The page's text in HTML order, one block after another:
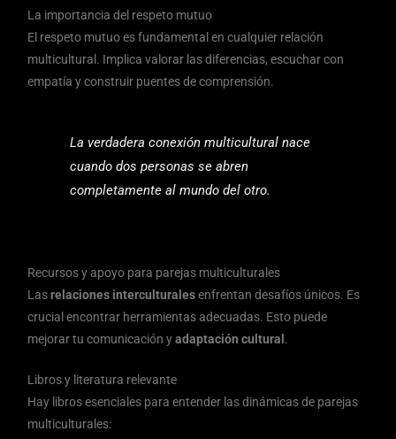
La importancia del respeto mutuo
El respeto mutuo es fundamental en cualquier relación
multicultural. Implica valorar las diferencias, escuchar con
empatía y construir puentes de comprensión.
La verdadera conexión multicultural nace
cuando dos personas se abren
completamente al mundo del otro.
Recursos y apoyo para parejas multiculturales
Lasrelaciones interculturalesenfrentan desafíos únicos. Es
crucial encontrar herramientas adecuadas. Esto puede
mejorar tu comunicación yadaptación cultural.
Libros y literatura relevante
Hay libros esenciales para entender las dinámicas de parejas
multiculturales: